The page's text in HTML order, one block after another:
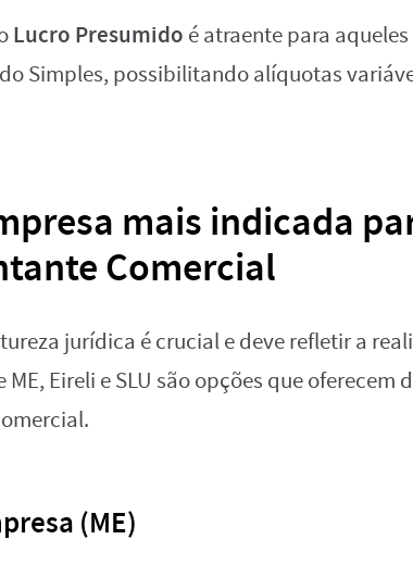
Lucro Presumido é atraente para
Simples, possibilitando alíquotas
mais indicada
Comercial
jurídica é crucial e deve refletir a
Eireli e SLU são opções que oferecem
(ME)